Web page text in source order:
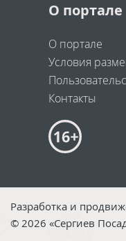
О портале
О портале
Условия
Контакты
Разработка и
© 2026 «Сергиев